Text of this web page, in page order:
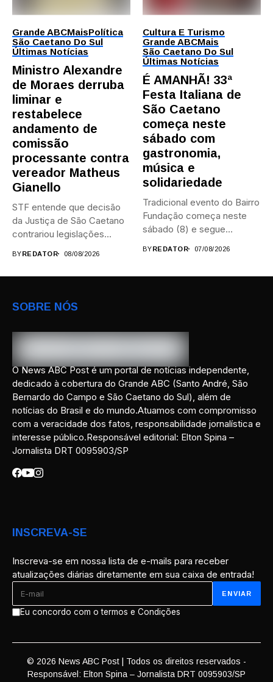
Grande ABCMaisPolítica
São Caetano Do Sul
Últimas Notícias
Ministro Alexandre
de Moraes derruba
liminar e
restabelece
andamento de
comissão
processante contra
vereador Matheus
Gianello
STF entende que decisão
da Justiça de São Caetano
contrariou legislações
BYREDATOR 08/08/2026
Cultura E Turismo
Grande ABCMais
São Caetano Do Sul
Últimas Notícias
É AMANHÃ! 33ª
Festa Italiana de
São Caetano
começa neste
sábado com
gastronomia,
música e
solidariedade
Tradicional evento do Bairro
Fundação começa neste
sábado (8) e segue
BYREDATOR 07/08/2026
SOBRE NÓS
O News ABC Post é um portal de notícias independente,
dedicado à cobertura do Grande ABC (Santo André, São
Bernardo do Campo e São Caetano do Sul), além de
notícias do Brasil e do mundo.Atuamos com compromisso
com a veracidade dos fatos, responsabilidade jornalística e
interesse público.Responsável editorial: Elton Spina –
Jornalista DRT 0095903/SP
INSCREVA-SE
Inscreva-se em nossa lista de e-mails para receber
atualizações diárias diretamente em sua caixa de entrada!
Eu concordo com o termos e Condições
© 2026 News ABC Post | Todos os direitos reservados -
Responsável: Elton Spina – Jornalista DRT 0095903/SP